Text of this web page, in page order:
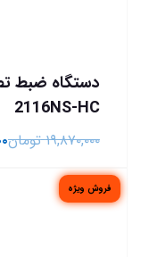
2116NS-HC
۱۹,۸۷۰,۰۰۰ تومان
فروش ویژه